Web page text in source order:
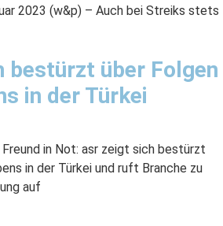
2023 (w&p) – Auch bei Streiks stets
bestürzt über Folgen
in der Türkei
in Not: asr zeigt sich bestürzt
in der Türkei und ruft Branche zu
auf